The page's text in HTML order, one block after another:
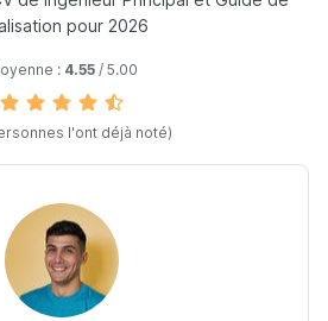
pour 2026
: 4.55/ 5.00
l'ont déjà noté)